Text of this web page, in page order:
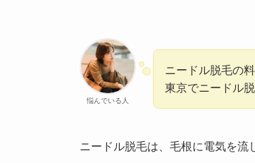
悩んでいる人
ニードル脱毛の
東京でニードル
ニードル脱毛は、毛根に電気を流